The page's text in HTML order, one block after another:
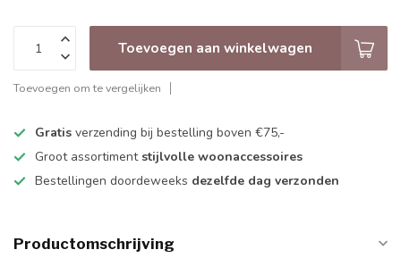
Toevoegen aan winkelwagen
Toevoegen om te vergelijken
Gratis verzending bij bestelling boven €75,-
Groot assortiment stijlvolle woonaccessoires
Bestellingen doordeweeks dezelfde dag verzonden
Productomschrijving